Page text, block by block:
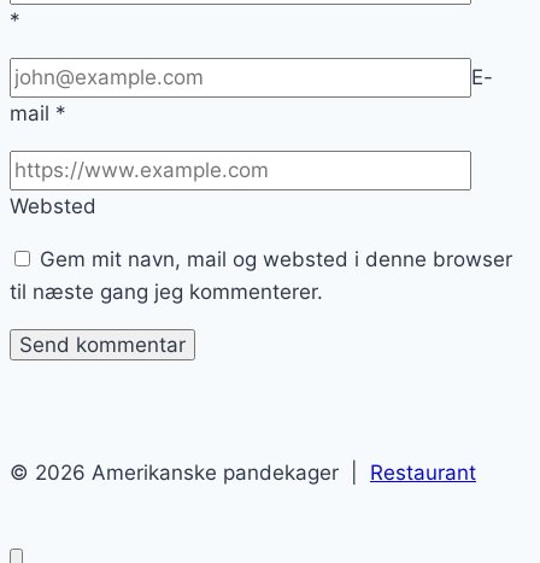
*
E-
mail *
Websted
Gem mit navn, mail og websted i denne browser
til næste gang jeg kommenterer.
© 2026 Amerikanske pandekager | Restaurant